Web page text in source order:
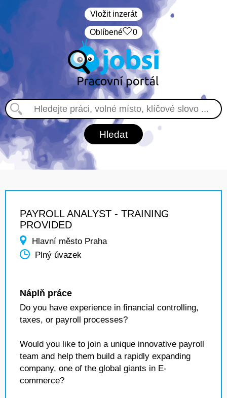
Vložit inzerát
Oblíbené 0
PAYROLL ANALYST - TRAINING
PROVIDED
Hlavní město Praha
Plný úvazek
Náplň práce
Do you have experience in financial controlling,
taxes, or payroll processes?
Would you like to join a unique innovative payroll
team and help them build a rapidly expanding
company, one of the global giants in E-
commerce?